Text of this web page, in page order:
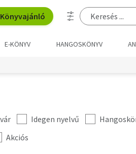
E-KÖNYV HANGOSKÖNYV
Idegen nyelvű
Akciós